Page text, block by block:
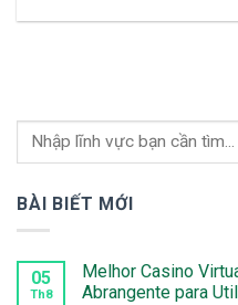
BÀI BIẾT MỚI
05
Th8
Melhor Casino
Abrangente para